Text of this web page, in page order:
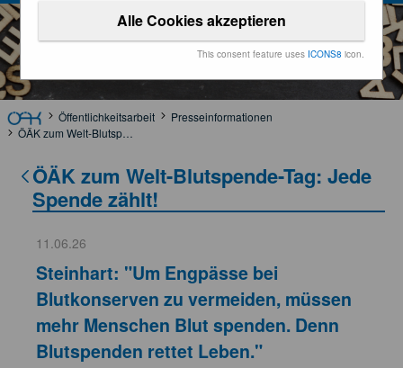
Alle Cookies akzeptieren
This consent feature uses ICONS8 icon.
Öffentlichkeitsarbeit
Presseinformationen
ÖÄK zum Welt-Blutspende-Tag: Jede Spende zählt!
ÖÄK zum Welt-Blutspende-Tag: Jede
Spende zählt!
11.06.26
Steinhart: "Um Engpässe bei
Blutkonserven zu vermeiden, müssen
mehr Menschen Blut spenden. Denn
Blutspenden rettet Leben."